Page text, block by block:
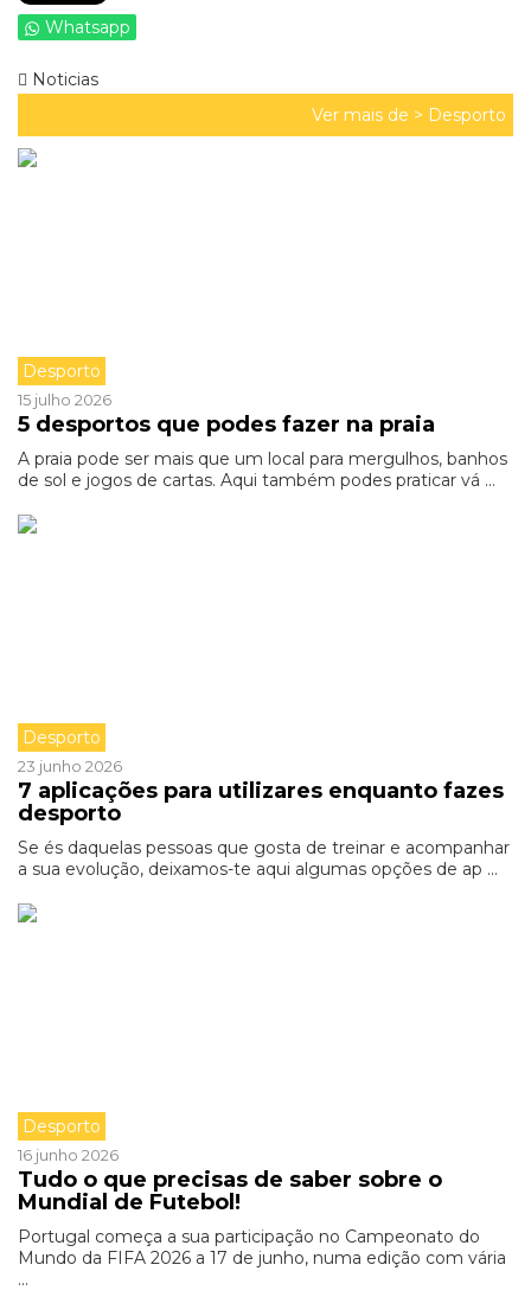
Whatsapp
Noticias
Ver mais de > Desporto
Desporto
15 julho 2026
5 desportos que podes fazer na praia
A praia pode ser mais que um local para mergulhos, banhos
de sol e jogos de cartas. Aqui também podes praticar vá ...
Desporto
23 junho 2026
7 aplicações para utilizares enquanto fazes
desporto
Se és daquelas pessoas que gosta de treinar e acompanhar
a sua evolução, deixamos-te aqui algumas opções de ap ...
Desporto
16 junho 2026
Tudo o que precisas de saber sobre o
Mundial de Futebol!
Portugal começa a sua participação no Campeonato do
Mundo da FIFA 2026 a 17 de junho, numa edição com vária
...